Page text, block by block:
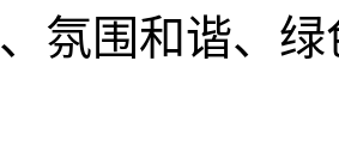
氛围和谐、